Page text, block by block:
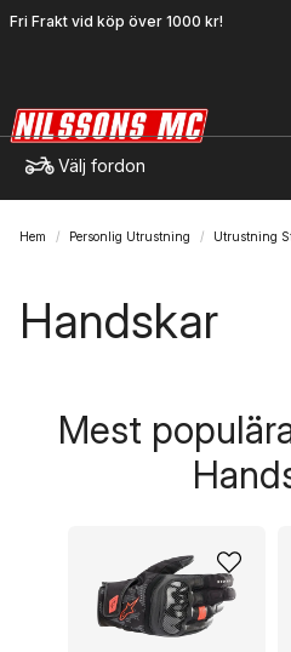
Fri Frakt vid köp över 1000 kr!
Välj fordon
Hem Personlig Utrustning Utrustning
Handskar
Mest